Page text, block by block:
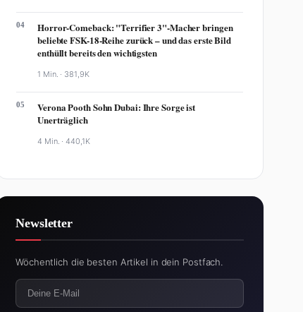
04
Horror-Comeback: "Terrifier 3"-Macher bringen
beliebte FSK-18-Reihe zurück – und das erste Bild
enthüllt bereits den wichtigsten
1 Min. · 381,9K
05
Verona Pooth Sohn Dubai: Ihre Sorge ist
Unerträglich
4 Min. ·440,1K
Newsletter
Wöchentlich die besten Artikel in dein Postfach.